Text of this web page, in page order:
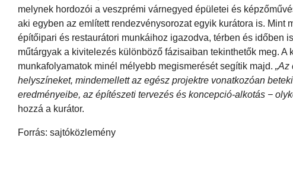
melynek hordozói a veszprémi várnegyed épületei és
aki egyben az említett rendezvénysorozat egyik kurátora is. Mint
építőipari és restaurátori munkáihoz igazodva, térben és időben
műtárgyak a kivitelezés különböző fázisaiban tekinthetők meg.
munkafolyamatok minél mélyebb megismerését segítik majd.
helyszíneket, mindemellett az egész projektre vonatkozóan
eredményeibe, az építészeti tervezés és koncepció-alkotás −
hozzá a kurátor.
Forrás: sajtóközlemény